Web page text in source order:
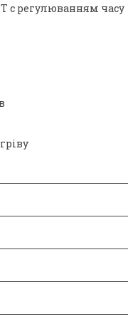
c регулюванням часу